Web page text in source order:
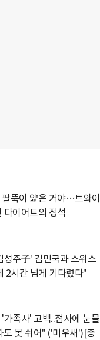
뚝이 얇은 거야…트와이
다이어트의 정석
성주子' 김민국과 스위스
2시간 넘게 기다렸다"
가족사' 고백..점사에 눈물
도 못 쉬어" ('미우새')[종